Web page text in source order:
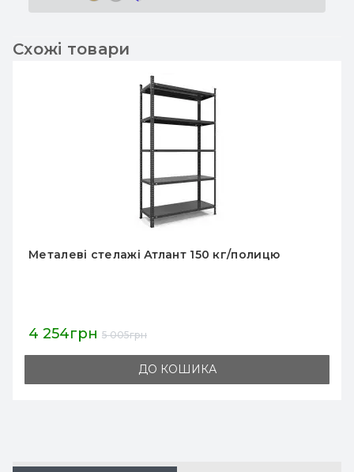
Схожі товари
Металеві стелажі Атлант 150 кг/полицю
4 254грн 5 005грн
ДО КОШИКА